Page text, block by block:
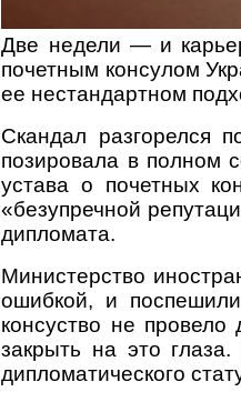
Две недели — и
почетным консулом
ее нестандартном
Скандал разгорелся
позировала в полном
устава о почетных
«безупречной
дипломата.
Министерство
ошибкой, и
консуство не
закрыть на это
дипломатического